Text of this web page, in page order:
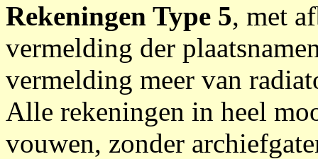
Rekeningen Type 5, met
vermelding der
vermelding meer van
Alle rekeningen in heel
vouwen, zonder